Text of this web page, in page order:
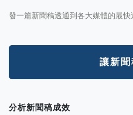
發一篇新聞稿透通到各大媒體的最快
讓新
分析新聞稿成效